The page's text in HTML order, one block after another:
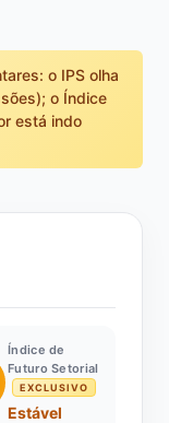
o IPS olha
o Índice
está indo
Índice de
Futuro Setorial
EXCLUSIVO
Estável